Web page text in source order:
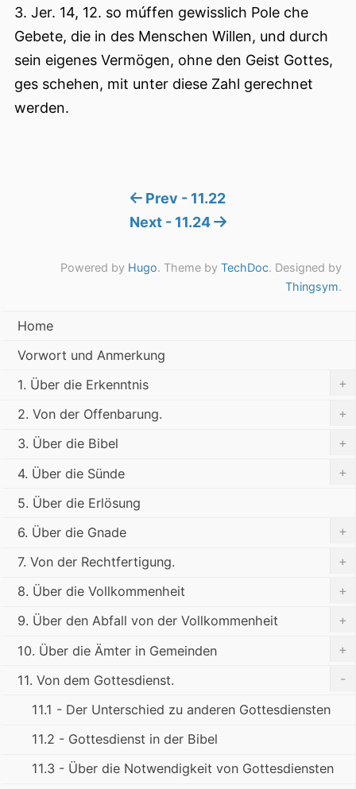
3. Jer. 14, 12. so múffen gewisslich Pole che
Gebete, die in des Menschen Willen, und durch
sein eigenes Vermögen, ohne den Geist Gottes,
ges schehen, mit unter diese Zahl gerechnet
werden.
Prev - 11.22
Next - 11.24
Powered by Hugo. Theme by TechDoc. Designed by
Thingsym.
Home
Vorwort und Anmerkung
1. Über die Erkenntnis
+
2. Von der Offenbarung.
+
3. Über die Bibel
+
4. Über die Sünde
+
5. Über die Erlösung
6. Über die Gnade
+
7. Von der Rechtfertigung.
+
8. Über die Vollkommenheit
+
9. Über den Abfall von der Vollkommenheit
+
10. Über die Ämter in Gemeinden
+
11. Von dem Gottesdienst.
-
11.1 - Der Unterschied zu anderen Gottesdiensten
11.2 - Gottesdienst in der Bibel
11.3 - Über die Notwendigkeit von Gottesdiensten